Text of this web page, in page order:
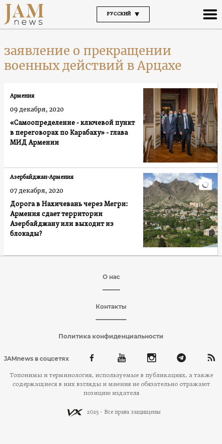
РУССКИЙ
заявление о прекращении
военных действий в Арцахе
«Самоопределение - ключевой пункт
в переговорах по Карабаху» - глава
МИД Армении
Армения
09 декабря, 2020
Дорога в Нахичевань через Мегри:
Армения сдает территории
Азербайджану или выходит из
блокады?
Азербайджан-Армения
07 декабря, 2020
О нас
Контакты
Политика конфиденциальности
JAMnews в соцсетях
Топонимы и терминология, используемые в публикациях, а также
содержащиеся в них взгляды и мнения не обязательно отражают
позицию издателя
2025 - Все права защищены